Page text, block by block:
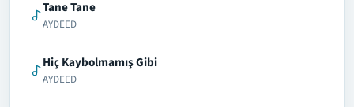
Tane Tane
AYDEED
Hiç Kaybolmamış Gibi
AYDEED